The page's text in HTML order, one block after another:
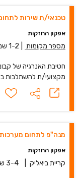
טכנאי/ת שירות
אפקון החזקות
מספר מקומות 1-2 שנים
חטיבת האנרגיה של
מקצועי/ת להשתלבות
מנה"פ לתחום
אפקון החזקות
קריית ביאליק 3-4 שנים